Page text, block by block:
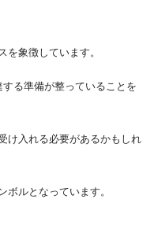
を象徴しています。
る準備が整っていることを
け入れる必要があるかもしれ
ボルとなっています。